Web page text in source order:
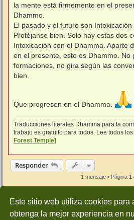
Este sitio web utiliza cookies para
obtenga la mejor experiencia en
la mente está firmemente en el
Dhammo.
El pasado y el futuro son Intoxicación
Protéjanse bien. Solo hay estas dos
Intoxicación con el Dhamma. Aparte
en el presente, esto es Dhammo. No
formaciones, no gira según las
bien.
Que progresen en el Dhamma.
Traducciones literales Dhamma para la
trabajo es gratuito para todos. Lee todos
Forest Temple]
Responder
1 mensaje • Página 1
Inicio Índice general